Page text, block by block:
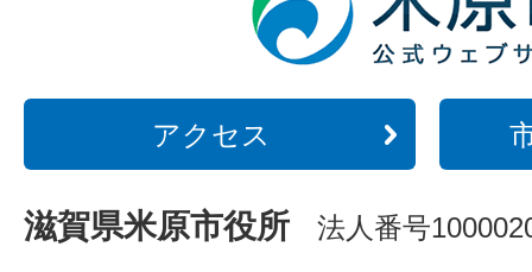
アクセス
滋賀県米原市役所 法人番号